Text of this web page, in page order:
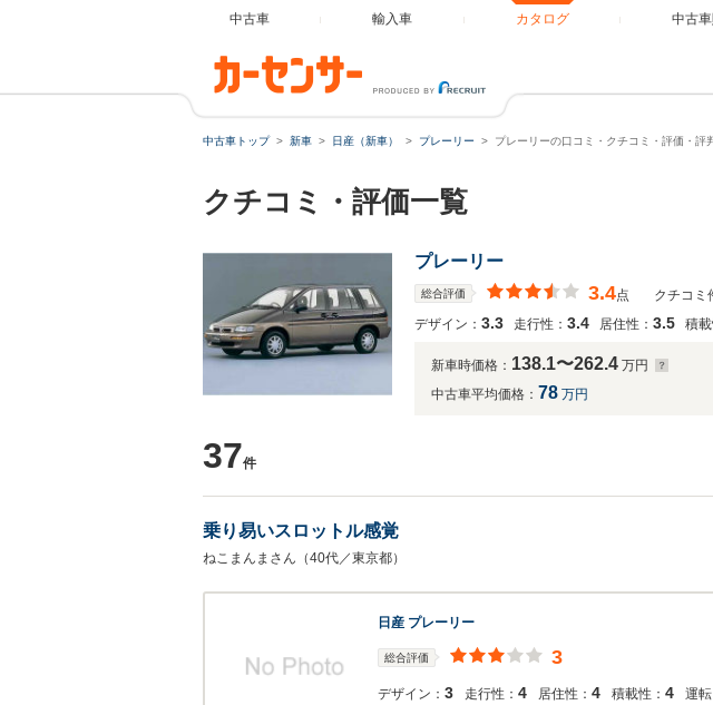
中古車 輸入車 カタログ 中古
中古車トップ 新車 日産（新車） プレーリー プレーリーの口コミ・クチコミ・評価・評
クチコミ・評価一覧
プレーリー
総合評価 3.4点
クチコミ
デザイン： 3.3 走行性： 3.4 居住性： 3.5 積載
新車時価格： 138.1〜262.4 万円
中古車平均価格： 78 万円
37件
乗り易いスロットル感覚
ねこまんまさん（40代／東京都）
日産 プレーリー
総合評価 3
デザイン： 3 走行性： 4 居住性： 4 積載性： 4 運転